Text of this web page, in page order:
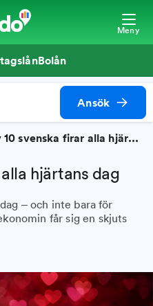
Meny
Bolån
Ansök
4 av 10 svenska firar alla hjärtans dag
hjärtans dag
– och inte bara för
får sig en skjuts